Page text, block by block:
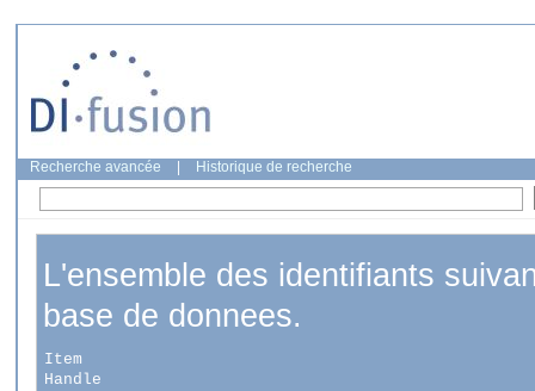
Recherche avancée Historique de recherche
L'ensemble des identifiants
base de donnees.
Item
Handle